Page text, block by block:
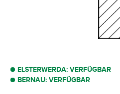
ELSTERWERDA: VERFÜGBAR
BERNAU: VERFÜGBAR